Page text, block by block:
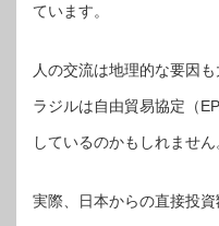
ています。
人の交流は地理的な要因
ラジルは自由貿易協定（
しているのかもしれません
実際、日本からの直接投